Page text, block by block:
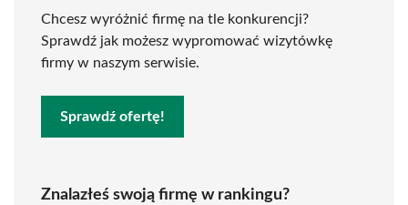
Chcesz wyróżnić firmę na tle konkurencji?
Sprawdź jak możesz wypromować wizytówkę
firmy w naszym serwisie.
Sprawdź ofertę!
Znalazłeś swoją firmę w rankingu?